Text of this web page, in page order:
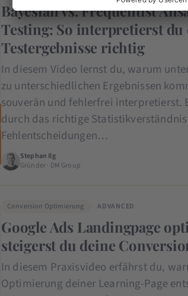
Bayesian vs. Frequentist
Testing: So interpretierst du
Testergebnisse richtig
In diesem Video lernst du, warum
zu unterschiedlichen Ergebnissen
souverän und fehlerfrei interpretierst.
durch das richtige
Fehlentscheidungen…
Stephan Ilg
Gründer · DM Group
Conversion Optimierung ADVANCED
Google Ads Landingpage
steigerst du deine
In diesem Praxisvideo erfährst du,
Optimierung deiner Learning-Page